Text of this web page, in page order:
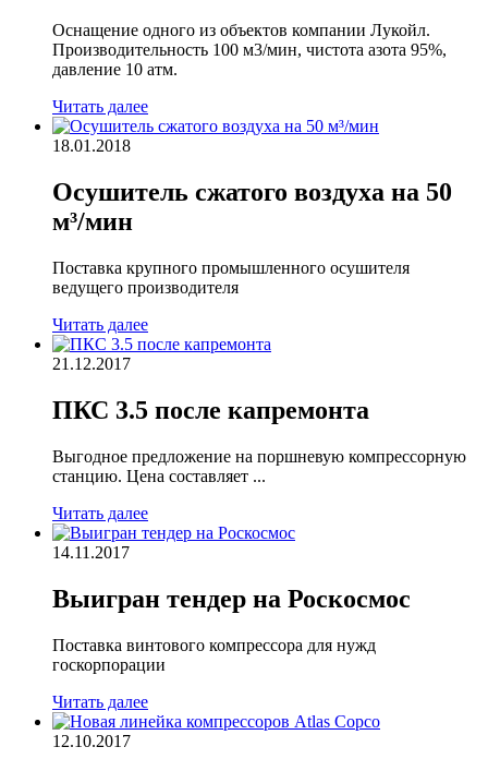
Оснащение одного из объектов компании Лукойл.
Производительность 100 м3/мин, чистота азота 95%,
давление 10 атм.
Читать далее
18.01.2018
Осушитель сжатого воздуха на 50
м³/мин
Поставка крупного промышленного осушителя
ведущего производителя
Читать далее
21.12.2017
ПКС 3.5 после капремонта
Выгодное предложение на поршневую компрессорную
станцию. Цена составляет ...
Читать далее
14.11.2017
Выигран тендер на Роскосмос
Поставка винтового компрессора для нужд
госкорпорации
Читать далее
12.10.2017